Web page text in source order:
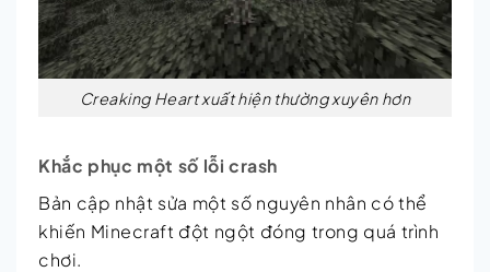
Creaking Heart xuất hiện thường xuyên hơn
Khắc phục một số lỗi crash
Bản cập nhật sửa một số nguyên nhân có thể
khiến Minecraft đột ngột đóng trong quá trình
chơi.